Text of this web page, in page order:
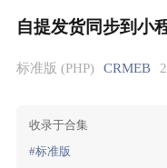
自提发货同步到小
标准版 (PHP) CRMEB
收录于合集
#标准版